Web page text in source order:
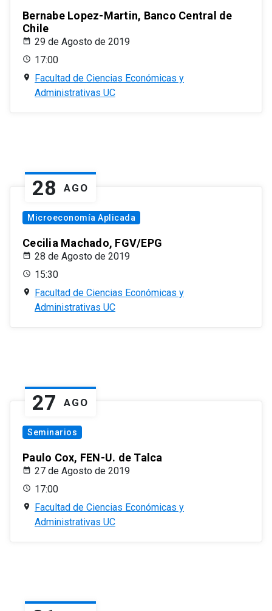
Bernabe Lopez-Martin, Banco Central de
Chile
29 de Agosto de 2019
17:00
Facultad de Ciencias Económicas y
Administrativas UC
28 AGO
Microeconomía Aplicada
Cecilia Machado, FGV/EPG
28 de Agosto de 2019
15:30
Facultad de Ciencias Económicas y
Administrativas UC
27 AGO
Seminarios
Paulo Cox, FEN-U. de Talca
27 de Agosto de 2019
17:00
Facultad de Ciencias Económicas y
Administrativas UC